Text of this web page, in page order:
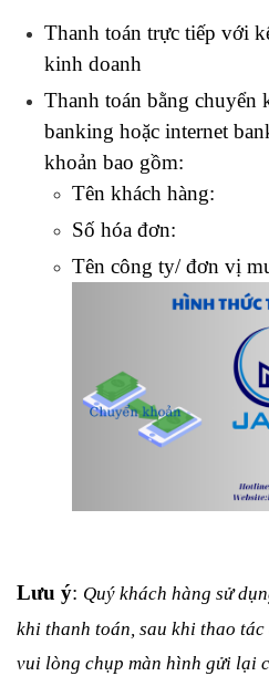
Thanh toán trực tiếp với
kinh doanh
Thanh toán bằng chuyển
banking hoặc internet
khoản bao gồm:
Tên khách hàng:
Số hóa đơn:
Tên công ty/ đơn vị
Lưu ý: Quý khách hàng sử
khi thanh toán, sau khi thao
vui lòng chụp màn hình gửi lại